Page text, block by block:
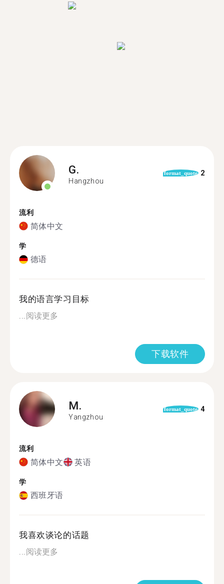
G.
Hangzhou
format_quote 2
流利
简体中文
学
德语
我的语言学习目标
...阅读更多
下载软件
M.
Yangzhou
format_quote 4
流利
简体中文 英语
学
西班牙语
我喜欢谈论的话题
...阅读更多